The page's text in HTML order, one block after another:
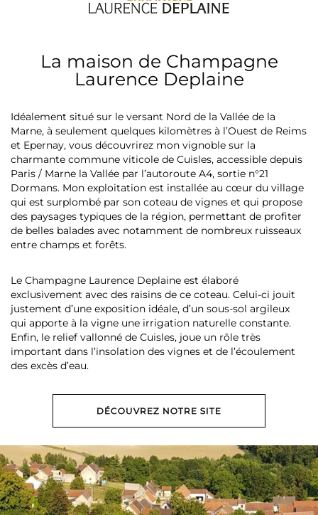
La maison de Champagne
Laurence Deplaine
Idéalement situé sur le versant Nord de la Vallée de la
Marne, à seulement quelques kilomètres à l’Ouest de Reims
et Epernay, vous découvrirez mon vignoble sur la
charmante commune viticole de Cuisles, accessible depuis
Paris / Marne la Vallée par l’autoroute A4, sortie n°21
Dormans. Mon exploitation est installée au cœur du village
qui est surplombé par son coteau de vignes et qui propose
des paysages typiques de la région, permettant de profiter
de belles balades avec notamment de nombreux ruisseaux
entre champs et forêts.
Le Champagne Laurence Deplaine est élaboré
exclusivement avec des raisins de ce coteau. Celui-ci jouit
justement d’une exposition idéale, d’un sous-sol argileux
qui apporte à la vigne une irrigation naturelle constante.
Enfin, le relief vallonné de Cuisles, joue un rôle très
important dans l’insolation des vignes et de l’écoulement
des excès d’eau.
DÉCOUVREZ NOTRE SITE